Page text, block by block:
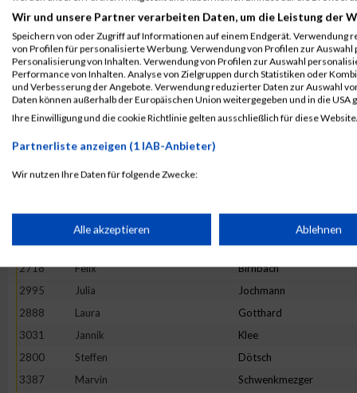
2656
Mischka Anastasini
3328
Fabian Scheel
2879
Eva Gleis
2897
Lara Grinzoff
2934
Claudius Helf
2676
Ellen
Sascha
3111
Kai Leibisch
2718
Felix Birnbach
2995
Julia Jochmann
2888
Laura Gotthard
3031
Jannik Klee
2800
Steffen Dötsch
3387
Marvin Schwenkmezger
Wir und unsere Partner verarbeiten Daten, um die Leistung der
Speichern von oder Zugriff auf Informationen auf einem Endgerät. Verwendung
von Profilen für personalisierte Werbung. Verwendung von Profilen zur
Personalisierung von Inhalten. Verwendung von Profilen zur Auswahl
Performance von Inhalten. Analyse von Zielgruppen durch Statistiken oder
und Verbesserung der Angebote. Verwendung reduzierter Daten zur Auswahl
Daten können außerhalb der Europäischen Union weitergegeben und in die USA
Ihre Einwilligung und die cookie Richtlinie gelten ausschließlich für diese
Partnerliste anzeigen (1 IAB-Anbieter)
Wir nutzen Ihre Daten für folgende Zwecke:
Speichern von oder Zugriff auf Informationen auf einem
Verwendung reduzierter Daten zur Auswahl von Werbeanzeigen
Verwendung von Profilen zur Auswahl personalisierter Werbung
Alle akzeptieren Ablehnen